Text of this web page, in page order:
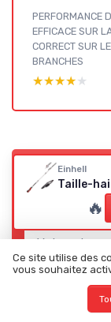
PERFORMANCE
EFFICACE SUR
CORRECT SUR
BRANCHES
★★★★★
★★★★★
*En
Einhell
🔥
Ce site utilise des
vous souhaitez